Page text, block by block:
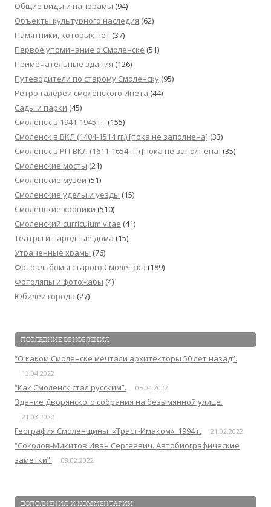
Общие виды и панорамы (94)
Объекты культурного наследия (62)
Памятники, которых нет (37)
Первое упоминание о Смоленске (51)
Примечательные здания (126)
Путеводители по старому Смоленску (95)
Ретро-галереи смоленского Инета (44)
Сады и парки (45)
Смоленск в 1941-1945 гг. (155)
Смоленск в ВКЛ (1404-1514 гг.) [пока не заполнена] (33)
Смоленск в РП-ВКЛ (1611-1654 гг.) [пока не заполнена] (35)
Смоленские мосты (21)
Смоленские музеи (51)
Смоленские уделы и уезды (15)
Смоленские хроники (510)
Смоленский сurriculum vitae (41)
Театры и народные дома (15)
Утраченные храмы (76)
Фотоальбомы старого Смоленска (189)
Фотоляпы и фотожабы (4)
Юбилеи города (27)
ПОСЛЕДНИЕ ОБНОВЛЕНИЯ
“О каком Смоленске мечтали архитекторы 50 лет назад”.
13.04.2022
“Как Смоленск стал русским”. 05.04.2022
Здание Дворянского собрания на безымянной улице.
21.03.2022
География Смоленщины. «Траст-Имаком». 1994 г. 21.02.2022
“Соколов-Микитов Иван Сергеевич. Автобиографические
заметки”.
08.02.2022
ДОПОЛНЕНИЯ И КОММЕНТАРИИ